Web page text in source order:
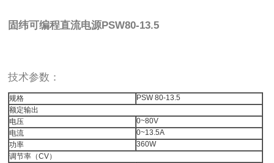
固纬可编程直流电源PSW80-13.5
技术参数：
规格
PSW 80-13.5
额定输出
电压
0~80V
电流
0~13.5A
功率
360W
调节率（CV）